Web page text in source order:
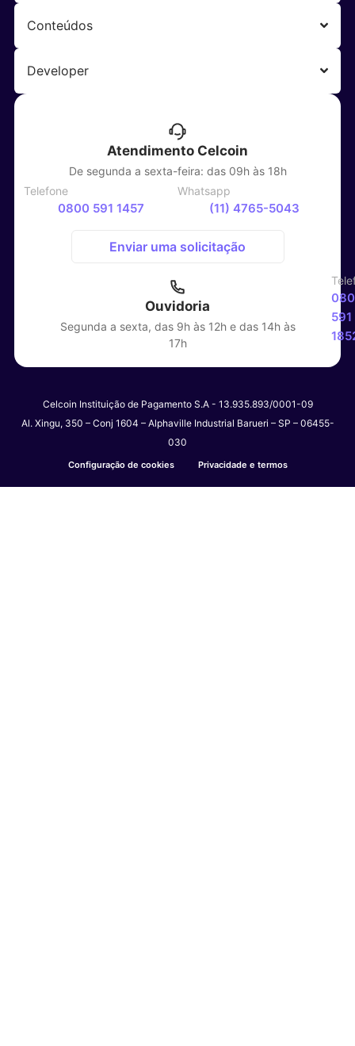
Conteúdos
Developer
Atendimento Celcoin
De segunda a sexta-feira: das 09h às 18h
Telefone
0800 591 1457
Whatsapp
(11) 4765-5043
Enviar uma solicitação
Ouvidoria
Segunda a sexta, das 9h às 12h e das 14h às
17h
591
Celcoin Instituição de Pagamento S.A - 13.935.893/0001-09
Al. Xingu, 350 – Conj 1604 – Alphaville Industrial Barueri – SP – 06455-
030
Configuração de cookies Privacidade e termos